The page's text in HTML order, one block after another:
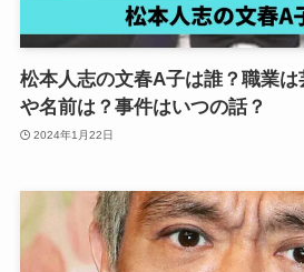
松本人志の文春A子は誰？職業
や名前は？事件はいつの話？
2024年1月22日